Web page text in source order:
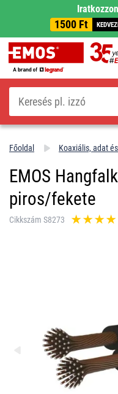
1500 Ft
Keresés
Főoldal Koaxiális, adat
EMOS
piros/fekete
Cikkszám S8273